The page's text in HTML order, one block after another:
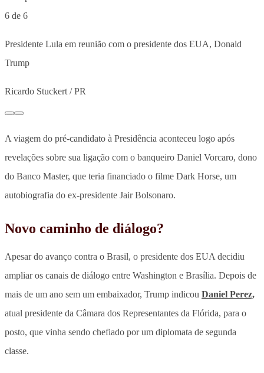
6 de 6
Presidente Lula em reunião com o presidente dos EUA, Donald
Trump
Ricardo Stuckert / PR
A viagem do pré-candidato à Presidência aconteceu logo após
revelações sobre sua ligação com o banqueiro Daniel Vorcaro, dono
do Banco Master, que teria financiado o filme Dark Horse, um
autobiografia do ex-presidente Jair Bolsonaro.
Novo caminho de diálogo?
Apesar do avanço contra o Brasil, o presidente dos EUA decidiu
ampliar os canais de diálogo entre Washington e Brasília. Depois de
mais de um ano sem um embaixador, Trump indicou Daniel Perez,
atual presidente da Câmara dos Representantes da Flórida, para o
posto, que vinha sendo chefiado por um diplomata de segunda
classe.